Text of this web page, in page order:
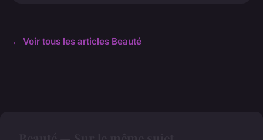
← Voir tous les articles Beauté